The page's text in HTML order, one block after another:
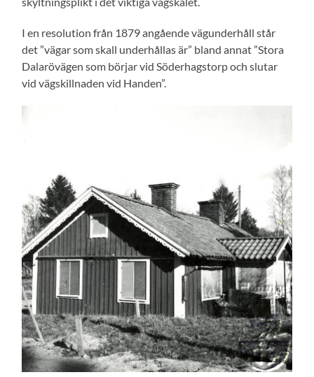
I en resolution från 1879 angående vägunderhåll står
det ”vägar som skall underhållas är” bland annat ”Stora
Dalarövägen som börjar vid Söderhagstorp och slutar
vid vägskillnaden vid Handen”.